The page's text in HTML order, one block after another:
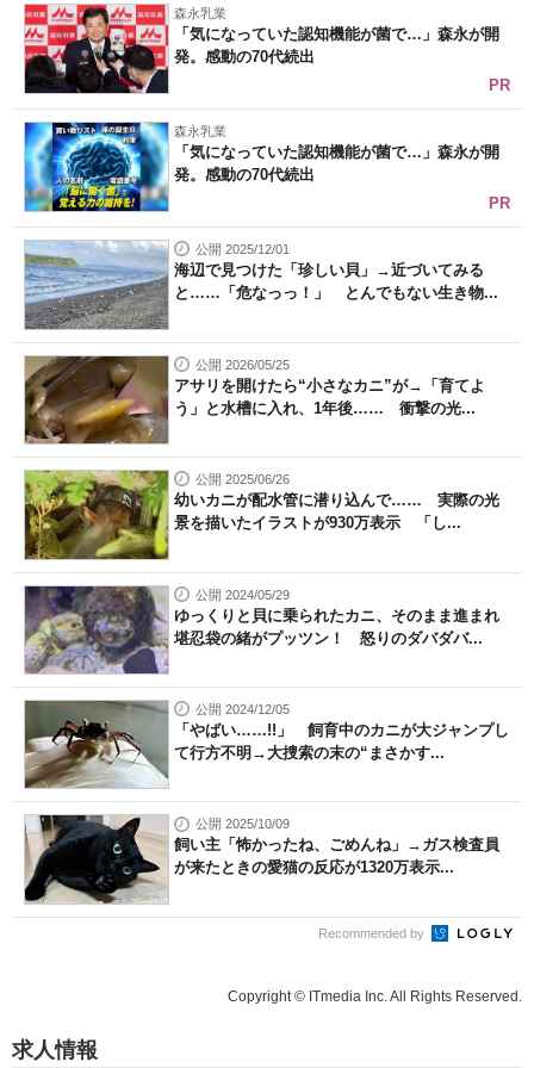
森永乳業
「気になっていた認知機能が菌で…」森永が開
発。感動の70代続出
PR
森永乳業
「気になっていた認知機能が菌で…」森永が開
発。感動の70代続出
PR
公開 2025/12/01
海辺で見つけた「珍しい貝」→近づいてみる
と……「危なっっ！」 とんでもない生き物...
公開 2026/05/25
アサリを開けたら“小さなカニ”が→「育てよ
う」と水槽に入れ、1年後…… 衝撃の光...
公開 2025/06/26
幼いカニが配水管に潜り込んで…… 実際の光
景を描いたイラストが930万表示 「し...
公開 2024/05/29
ゆっくりと貝に乗られたカニ、そのまま進まれ
堪忍袋の緒がプッツン！ 怒りのダバダバ...
公開 2024/12/05
「やばい……!!」 飼育中のカニが大ジャンプし
て行方不明→大捜索の末の“まさかす...
公開 2025/10/09
飼い主「怖かったね、ごめんね」→ガス検査員
が来たときの愛猫の反応が1320万表示...
Recommended by
Copyright © ITmedia Inc. All Rights Reserved.
求人情報